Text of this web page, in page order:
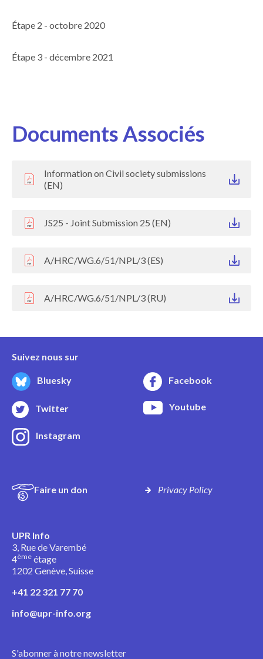
Étape 2 - octobre 2020
Étape 3 - décembre 2021
Documents Associés
Information on Civil society submissions
(EN)
JS25 - Joint Submission 25 (EN)
A/HRC/WG.6/51/NPL/3 (ES)
A/HRC/WG.6/51/NPL/3 (RU)
Suivez nous sur
Bluesky Facebook
Twitter Youtube
Instagram
Faire un don Privacy Policy
UPR Info
3, Rue de Varembé
4ème étage
1202 Genève, Suisse
+41 22 321 77 70
info@upr-info.org
S'abonner à notre newsletter